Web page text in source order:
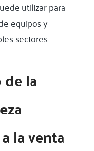
utilizar para
equipos y
sectores
la
la venta